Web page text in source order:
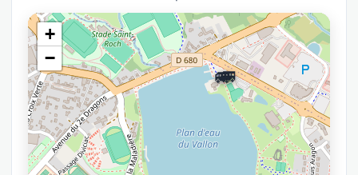
🚐
🚐
+
−